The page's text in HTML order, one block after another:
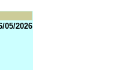
05/2026